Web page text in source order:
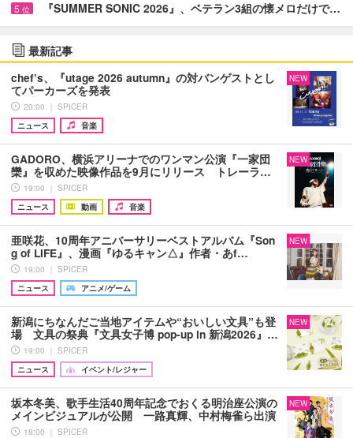
5 位 『SUMMER SONIC 2026』、ベテラン3組の懐メロだけで…
最新記事
chef’s、『utage 2026 autumn』の対バンゲストとし
てパーカーズを発表
20:00 ｜ SPICER
ニュース
音楽
NEW
GADORO、横浜アリーナでのワンマン公演『一家団
欒』を収めた映像作品を9月にリリース トレーラ…
19:00 ｜ SPICER
ニュース
動画 音楽
NEW
亜咲花、10周年アニバーサリーベストアルバム『Son
g of LIFE』、漫画『ゆるキャン△』作者・あf…
19:00 ｜ SPICER
ニュース
アニメ/ゲーム
NEW
新潟にちなんだご当地アイテムや“おいしい文具”も登
場 文具の祭典『文具女子博 pop-up in 新潟2026』…
19:00 ｜ SPICER
ニュース
イベント/レジャー
NEW
坂本冬美、歌手生活40周年記念でおくる明治座公演の
メインビジュアルが公開 一路真輝、中村梅雀ら出演
18:00 ｜ SPICER
NEW